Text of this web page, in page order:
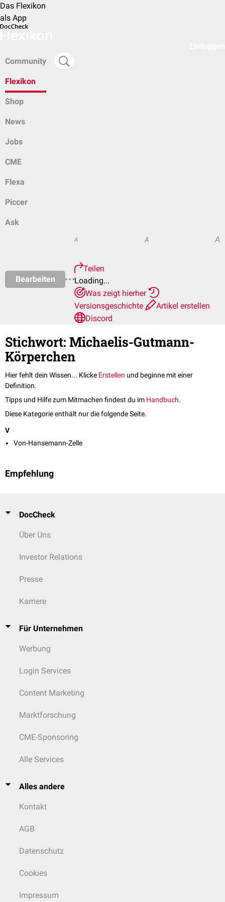
Das Flexikon
als App
Community
Flexikon
Shop
News
Jobs
CME
Flexa
Piccer
Ask
Bearbeiten
A A A
Teilen
Loading...
Was zeigt hierher
Versionsgeschichte
Artikel erstellen
Discord
Stichwort: Michaelis-Gutmann-
Körperchen
Hier fehlt dein Wissen... Klicke Erstellen und beginne mit einer
Definition.
Tipps und Hilfe zum Mitmachen findest du im Handbuch.
Diese Kategorie enthält nur die folgende Seite.
V
Von-Hansemann-Zelle
Empfehlung
DocCheck
Über Uns
Investor Relations
Presse
Karriere
Für Unternehmen
Werbung
Login Services
Content Marketing
Marktforschung
CME-Sponsoring
Alle Services
Alles andere
Kontakt
AGB
Datenschutz
Cookies
Impressum